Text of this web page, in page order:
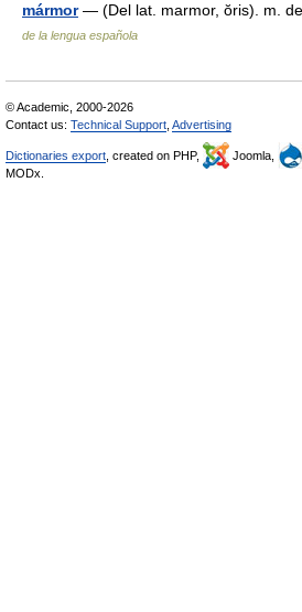
mármor— (Del lat. marmor, ŏris). m.
de la lengua española
© Academic, 2000-2026
Contact us: Technical Support Advertising
Dictionaries export , created on PHP, Joomla,
MODx.